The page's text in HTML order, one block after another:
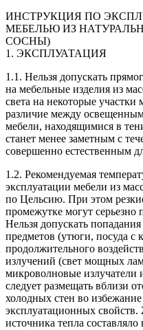
ИНСТРУКЦИЯ ПО
МЕБЕЛЬЮ ИЗ
СОСНЫ)
1. ЭКСПЛУАТАЦИЯ
1.1. Нельзя допускать
на мебельные изделия из
света на некоторые
различие между
мебели, находящимися в
станет менее заметным с
совершенно естественным
1.2. Рекомендуемая
эксплуатации мебели из
по Цельсию. При этом
промежутке могут серьезно
Нельзя допускать
предметов (утюги, посуда с
продолжительного
излучений (свет мощных
микроволновые излучатели
следует размещать вблизи
холодных стен во
эксплуатационных свойств.
источника тепла